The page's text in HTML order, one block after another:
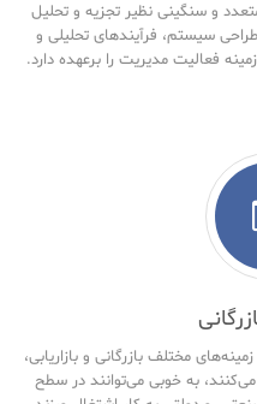
و سنگینی نظیر تجزیه و تحلیل
سیستم، فرآیندهای تحلیلی و
فعالیت مدیریت را برعهده دارد.
مختلف بازرگانی و بازاریابی،
می‌کنند، به خوبی می‌توانند در سطح